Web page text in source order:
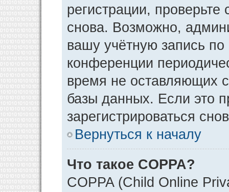
регистрации,
снова. Возможно,
вашу учётную запись
конференции
время не оставляющих
базы данных. Если это
зарегистрироваться
Вернуться к началу
Что такое COPPA?
COPPA (Child Online